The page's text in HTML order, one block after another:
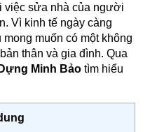
việc sửa nhà của người
Vì kinh tế ngày càng
muốn có một không
thân và gia đình. Qua
Minh Bảo tìm hiểu